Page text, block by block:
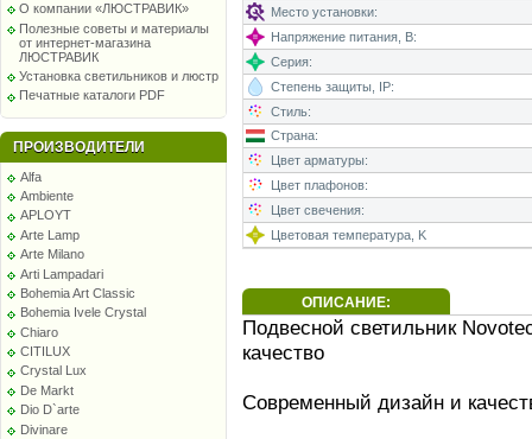
О компании «ЛЮСТРАВИК»
Полезные советы и материалы
от интернет-магазина
ЛЮСТРАВИК
Установка светильников и люстр
Печатные каталоги PDF
ПРОИЗВОДИТЕЛИ
Alfa
Ambiente
APLOYT
Arte Lamp
Arte Milano
Arti Lampadari
Bohemia Art Classic
Bohemia Ivele Crystal
Chiaro
CITILUX
Crystal Lux
De Markt
Dio D`arte
Divinare
Место установки:
Напряжение питания, В:
Серия:
Степень защиты, IP:
Стиль:
Страна:
Цвет арматуры:
Цвет плафонов:
Цвет свечения:
Цветовая температура, K
ОПИСАНИЕ:
Подвесной светильник
качество
Современный дизайн и